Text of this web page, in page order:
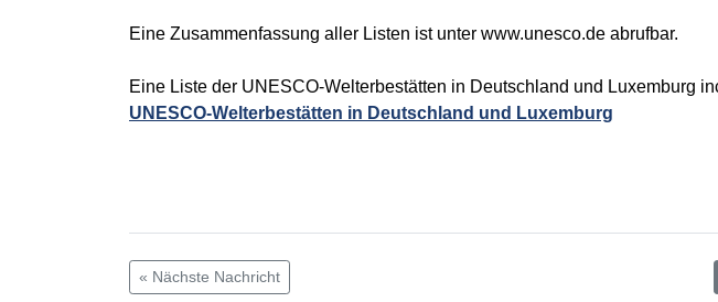
Eine Zusammenfassung aller Listen ist unter www.unesco.de abrufbar.
Eine Liste der UNESCO-Welterbestätten in Deutschland und Luxemburg
UNESCO-Welterbestätten in Deutschland und Luxemburg
« Nächste Nachricht